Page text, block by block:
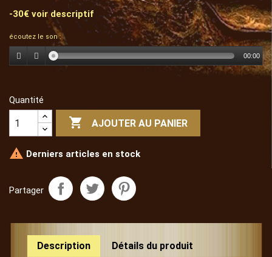
-30€ voir descriptif
écoutez le son :
00:00
Quantité
 AJOUTER AU PANIER
 Derniers articles en stock
Partager
Description Détails du produit